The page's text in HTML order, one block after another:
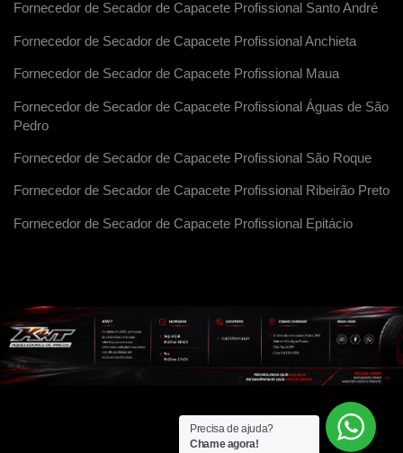
Fornecedor de Secador de Capacete Profissional Santo André
Fornecedor de Secador de Capacete Profissional Anchieta
Fornecedor de Secador de Capacete Profissional Maua
Fornecedor de Secador de Capacete Profissional Águas de São
Pedro
Fornecedor de Secador de Capacete Profissional São Roque
Fornecedor de Secador de Capacete Profissional Ribeirão Preto
Fornecedor de Secador de Capacete Profissional Epitácio
Precisa de ajuda?
Chame agora!